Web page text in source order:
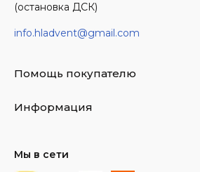
(остановка ДСК)
info.hladvent@gmail.com
Помощь покупателю
Информация
Мы в сети